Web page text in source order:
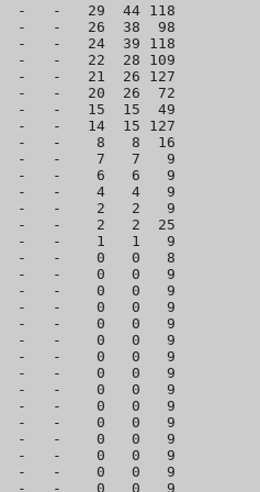
-   -   29  44 118
-   -   26  38  98
-   -   24  39 118
-   -   22  28 109
-   -   21  26 127
-   -   20  26  72
-   15  15  49
-   14  15 127
-   -    8   8  16
-   -    7   7   9
-   -    6   6   9
-   -    4   4   9
-   -    2   2   9
-   -    2   2  25
-   -    1   1   9
-   -    0   0   8
-   -    0   0   9
-   -    0   0   9
-   -    0   0   9
-   -    0   0   9
-   -    0   0   9
-   -    0   0   9
-   -    0   0   9
-   -    0   0   9
-   -    0   0   9
-   -    0   0   9
-   -    0   0   9
-   -    0   0   9
-   -    0   0   9
-   -    0   0   9